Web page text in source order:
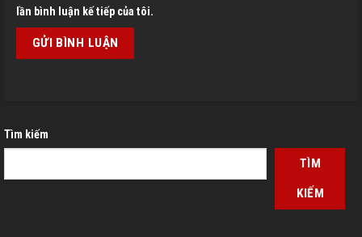
lần bình luận kế tiếp của tôi.
Tìm kiếm
TÌM
KIẾM